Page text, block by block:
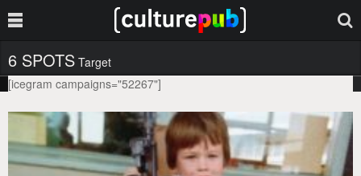
6 SPOTS Target
[icegram campaigns="52267"]